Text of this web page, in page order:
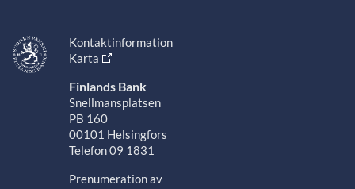
Kontaktinformation
Karta
Finlands Bank
Snellmansplatsen
PB 160
00101 Helsingfors
Telefon 09 1831
Prenumeration av